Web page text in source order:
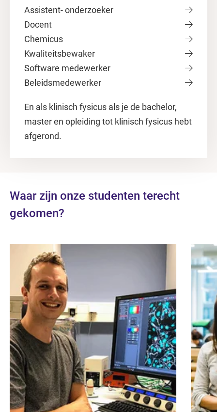
Assistent- onderzoeker
Docent
Chemicus
Kwaliteitsbewaker
Software medewerker
Beleidsmedewerker
En als klinisch fysicus als je de bachelor,
master en opleiding tot klinisch fysicus hebt
afgerond.
Waar zijn onze studenten terecht
gekomen?